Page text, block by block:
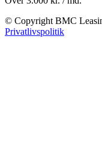
© Copyright BMC
Privatlivspolitik